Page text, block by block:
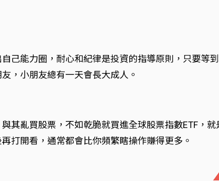
己能力圈，耐心和紀律是投資的指導原則，只要等
，小朋友總有一天會長大成人。
其亂買股票，不如乾脆就買進全球股票指數ETF，就
打開看，通常都會比你頻繁瞎操作賺得更多。